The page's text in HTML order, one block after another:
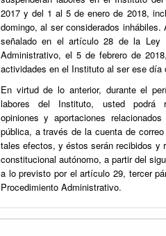
2017 y del 1 al 5 de enero de 2018,
domingo, al ser considerados
señalado en el artículo 28 de la Ley
Administrativo, el 5 de febrero de
actividades en el Instituto al ser ese día
En virtud de lo anterior, durante el
labores del Instituto, usted podrá
opiniones y aportaciones
pública, a través de la cuenta de
tales efectos, y éstos serán recibidos y
constitucional autónomo, a partir del
a lo previsto por el artículo 29, tercer
Procedimiento Administrativo.